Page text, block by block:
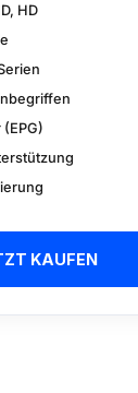
HD
KAUFEN